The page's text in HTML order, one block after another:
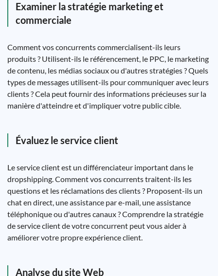
Examiner la stratégie marketing et
commerciale
Comment vos concurrents commercialisent-ils leurs
produits ? Utilisent-ils le référencement, le PPC, le marketing
de contenu, les médias sociaux ou d'autres stratégies ? Quels
types de messages utilisent-ils pour communiquer avec leurs
clients ? Cela peut fournir des informations précieuses sur la
manière d'atteindre et d'impliquer votre public cible.
Évaluez le service client
Le service client est un différenciateur important dans le
dropshipping. Comment vos concurrents traitent-ils les
questions et les réclamations des clients ? Proposent-ils un
chat en direct, une assistance par e-mail, une assistance
téléphonique ou d'autres canaux ? Comprendre la stratégie
de service client de votre concurrent peut vous aider à
améliorer votre propre expérience client.
Analyse du site Web